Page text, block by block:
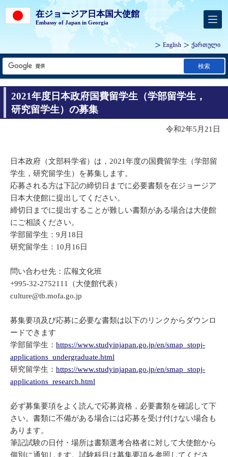
在ジョージア日本国大使館
Embassy of Japan in Georgia
English ქართული
検索
2021年度日本政府国費留学生（学部留学生，
研究留学生）の募集
令和2年5月21日
日本政府（文部科学省）は，2021年度の国費留学生（学部留
学生，研究留学生）を募集します。
応募される方は下記の締切日までに必要書類を在ジョージア
日本大使館に提出してください。
締切日までに提出することが難しい書類がある場合は大使館
にご相談ください。
学部留学生：9月18日
研究留学生：10月16日
問い合わせ先：広報文化班
+995-32-2752111（大使館代表）
culture@tb.mofa.go.jp
募集要項及び応募に必要な書類は以下のリンクからダウンロ
ードできます
学部留学生： https://www.studyinjapan.go.jp/en/smap_stopj-
applications_undergraduate.html
研究留学生： https://www.studyinjapan.go.jp/en/smap_stopj-
applications_research.html
必ず募集要項をよく読んで応募資格，必要書類を確認して下
さい。書類に不備がある場合には応募を受け付けない場合も
あります。
筆記試験の日付・場所は書類選考合格者に対して大使館から
個別に通知します。試験科目は募集要項を参照してくださ